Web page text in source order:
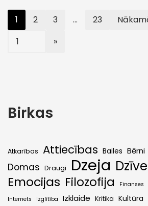
1 2 3 … 23
Birkas
Atkarības Attiecības Bailes Bērni
Domas Draugi Dzeja Dzīve
Emocijas Filozofija Finanses
Internets Izglītība Izklaide Kritika Kultūra